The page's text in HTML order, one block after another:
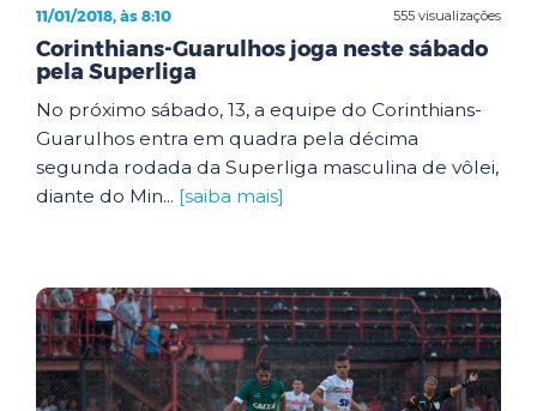
555 visualizações
11/01/2018, às 8:10
Corinthians-Guarulhos joga neste sábado
pela Superliga
No próximo sábado, 13, a equipe do Corinthians-
Guarulhos entra em quadra pela décima
segunda rodada da Superliga masculina de vôlei,
diante do Min... [saiba mais]